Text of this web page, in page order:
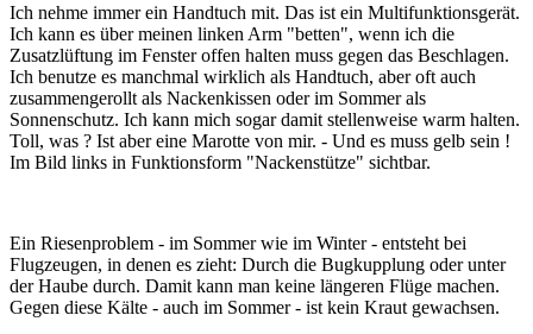
Ich nehme immer ein Handtuch mit. Das ist ein Multifunktionsgerät.
Ich kann es über meinen linken Arm "betten", wenn ich die
Zusatzlüftung im Fenster offen halten muss gegen das Beschlagen.
Ich benutze es manchmal wirklich als Handtuch, aber oft auch
zusammengerollt als Nackenkissen oder im Sommer als
Sonnenschutz. Ich kann mich sogar damit stellenweise warm halten.
Toll, was ? Ist aber eine Marotte von mir. - Und es muss gelb sein !
Im Bild links in Funktionsform "Nackenstütze" sichtbar.
Ein Riesenproblem - im Sommer wie im Winter - entsteht bei
Flugzeugen, in denen es zieht: Durch die Bugkupplung oder unter
der Haube durch. Damit kann man keine längeren Flüge machen.
Gegen diese Kälte - auch im Sommer - ist kein Kraut gewachsen.